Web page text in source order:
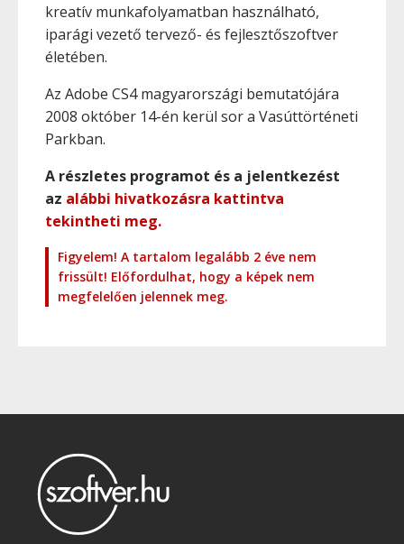
kreatív munkafolyamatban használható,
iparági vezető tervező- és fejlesztőszoftver
életében.
Az Adobe CS4 magyarországi bemutatójára
2008 október 14-én kerül sor a Vasúttörténeti
Parkban.
A részletes programot és a jelentkezést
az alábbi hivatkozásra kattintva
tekintheti meg.
Figyelem! A tartalom legalább 2 éve nem
frissült! Előfordulhat, hogy a képek nem
megfelelően jelennek meg.